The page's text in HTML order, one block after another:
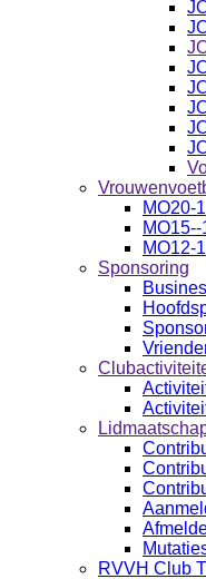
MO20-1
MO15--
MO12-1
Sponsoring
RVVH Club